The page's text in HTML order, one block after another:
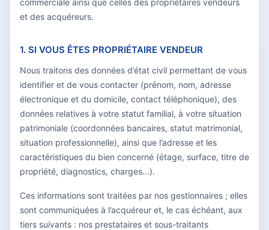
commerciale ainsi que celles des propriétaires vendeurs
et des acquéreurs.
1. SI VOUS ÊTES PROPRIÉTAIRE VENDEUR
Nous traitons des données d’état civil permettant de vous
identifier et de vous contacter (prénom, nom, adresse
électronique et du domicile, contact téléphonique), des
données relatives à votre statut familial, à votre situation
patrimoniale (coordonnées bancaires, statut matrimonial,
situation professionnelle), ainsi que l’adresse et les
caractéristiques du bien concerné (étage, surface, titre de
propriété, diagnostics, charges...).
Ces informations sont traitées par nos gestionnaires ; elles
sont communiquées à l’acquéreur et, le cas échéant, aux
tiers suivants : nos prestataires et sous-traitants